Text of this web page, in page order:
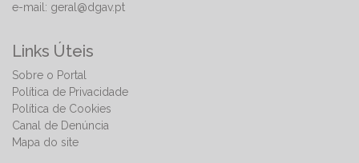
e-mail: geral@dgav.pt
Links Úteis
Sobre o Portal
Política de Privacidade
Política de Cookies
Canal de Denúncia
Mapa do site